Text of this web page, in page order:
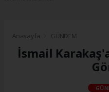
Anasayfa GÜNDEM
İsmail